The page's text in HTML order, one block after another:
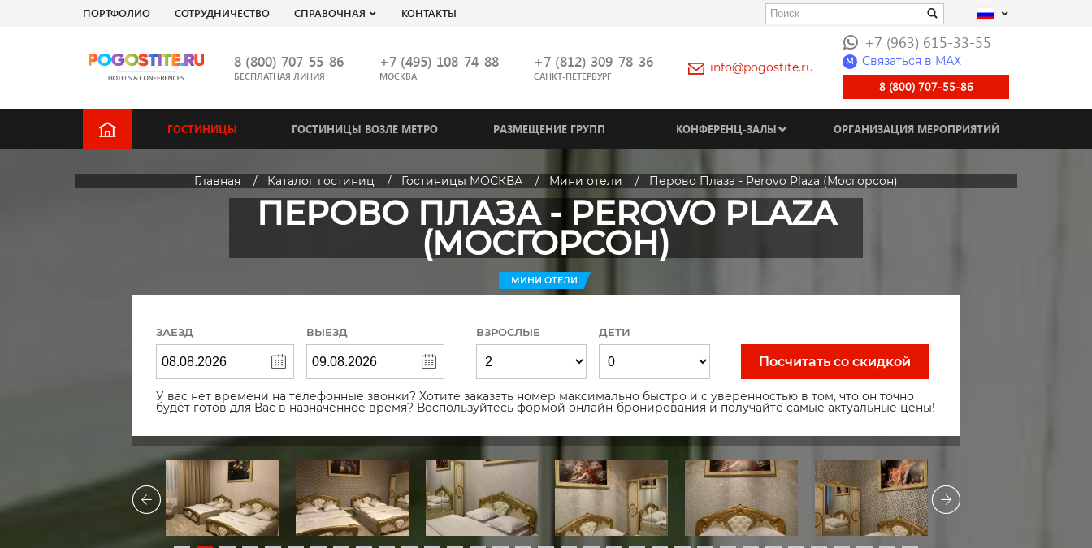
ПОРТФОЛИО СОТРУДНИЧЕСТВО СПРАВОЧНАЯ КОНТАКТЫ
8 (800) 707-55-86
БЕСПЛАТНАЯ ЛИНИЯ
+7 (495) 108-74-88
МОСКВА
+7 (812) 309-78-36
САНКТ-ПЕТЕРБУРГ
info@pogostite.ru
+7 (963) 615-33-55
M Связаться в МАХ
8 (800) 707-55-86
ГОСТИНИЦЫ ГОСТИНИЦЫ ВОЗЛЕ МЕТРО РАЗМЕЩЕНИЕ ГРУПП КОНФЕРЕНЦ-ЗАЛЫ ОРГАНИЗАЦИЯ МЕРОПРИЯТИЙ
Главная Каталог гостиниц Гостиницы МОСКВА Мини отели Перово Плаза - Perovo Plaza (Мосгорсон)
ПЕРОВО ПЛАЗА - PEROVO PLAZA
(МОСГОРСОН)
МИНИ ОТЕЛИ
ЗАЕЗД ВЫЕЗД ВЗРОСЛЫЕ ДЕТИ
Посчитать со скидкой
У вас нет времени на телефонные звонки? Хотите заказать номер максимально быстро и с уверенностью в том, что он точно
будет готов для Вас в назначенное время? Воспользуйтесь формой онлайн-бронирования и получайте самые актуальные цены!